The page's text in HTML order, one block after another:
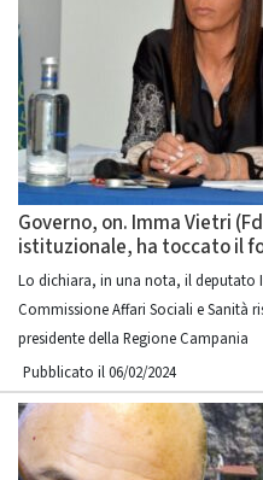
Governo, on. Imma Vietri
istituzionale, ha toccato il
Lo dichiara, in una nota, il deputato
Commissione Affari Sociali e Sanità
presidente della Regione Campania
Pubblicato il 06/02/2024